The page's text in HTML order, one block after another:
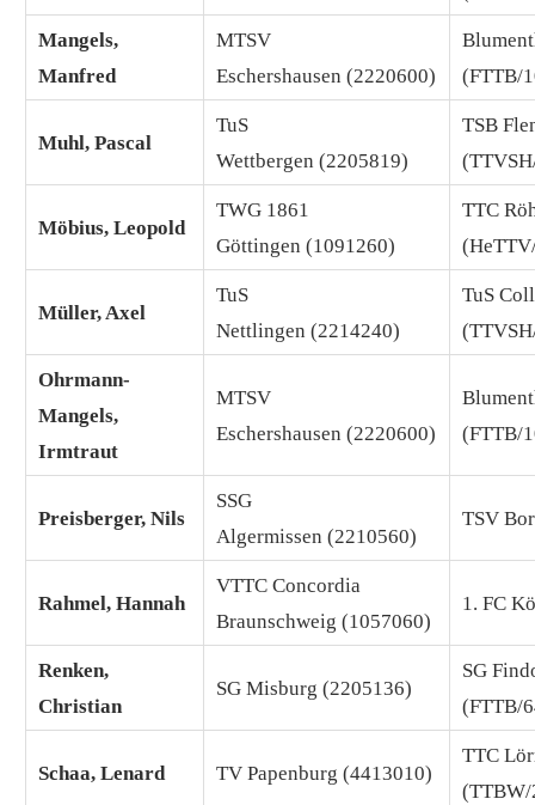
Mangels,
Manfred
MTSV
Eschershausen (2220600)
(FTTB/
Muhl, Pascal
TuS
Wettbergen (2205819)
TSB
Möbius, Leopold
TWG 1861
Göttingen (1091260)
TTC
Müller, Axel
TuS
Nettlingen (2214240)
TuS
Ohrmann-
Mangels,
Irmtraut
MTSV
Eschershausen (2220600)
(FTTB/
Preisberger, Nils
SSG
Algermissen (2210560)
TSV
Rahmel, Hannah
VTTC Concordia
Braunschweig (1057060)
1. FC
Renken,
Christian
SG Misburg (2205136)
SG
(FTTB/
Schaa, Lenard TV Papenburg (4413010)
TTC